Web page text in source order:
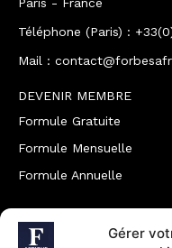
Gérer
Téléphone (Paris) :
Mail :
DEVENIR MEMBRE
Formule Gratuite
Formule Mensuelle
Formule Annuelle
JOINDRE L'ÉQUIPE